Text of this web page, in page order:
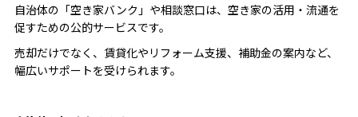
自治体の「空き家バンク」や相談窓口は、空き家の活用・流通を
促すための公的サービスです。
売却だけでなく、賃貸化やリフォーム支援、補助金の案内など、
幅広いサポートを受けられます。